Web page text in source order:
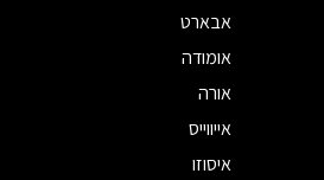
אבארט
אומודה
אורה
אייווייס
איסוזו